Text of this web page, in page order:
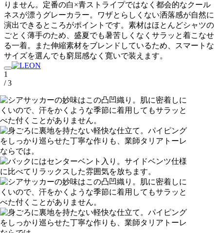
りません。定番の白×青ストライプではなく都会的なクール
ネスが漂うグレーカラー。ワザとらしくない洒落感が自然に
演出できるところがポイントです。素材はほとんどシャツの
ごとく薄手のため、盛夏でも暑苦しくなくサラッと着こなせ
る一着。また伸縮素材をブレンドしているため、スマートな
サイズを選んでも窮屈感なく寛いで装えます。
1
/ 3